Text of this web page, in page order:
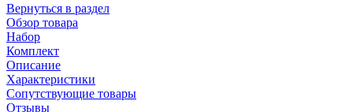
Вернуться в раздел
Обзор товара
Набор
Комплект
Описание
Характеристики
Сопутствующие товары
Отзывы